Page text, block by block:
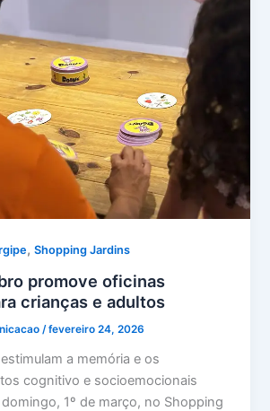
,Shopping Jardins
promove oficinas
crianças e adultos
/fevereiro 24, 2026
a memória e os
cognitivo e socioemocionais
1º de março, no Shopping